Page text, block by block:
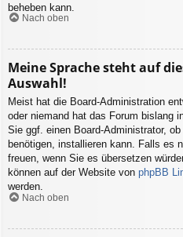
beheben kann.
Nach oben
Meine Sprache steht auf
Auswahl!
Meist hat die Board-Administration
oder niemand hat das Forum bislang
Sie ggf. einen Board-Administrator,
benötigen, installieren kann. Falls es
freuen, wenn Sie es übersetzen
können auf der Website von phpBB
werden.
Nach oben